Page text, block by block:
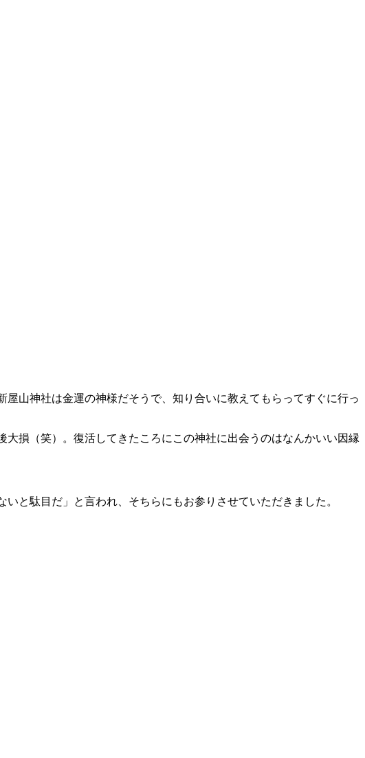
山神社は金運の神様だそうで、知り合いに教えてもらってすぐに行っ
損（笑）。復活してきたころにこの神社に出会うのはなんかいい因縁
と駄目だ」と言われ、そちらにもお参りさせていただきました。